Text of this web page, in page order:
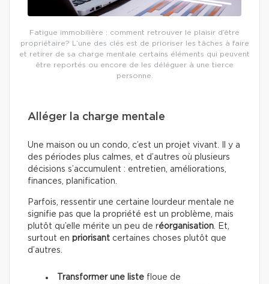
Fatigue immobilière : comment retrouver le plaisir d’être
propriétaire? L’une des clés est de prioriser les tâches à faire
et retirer de sa charge mentale certains éléments qui peuvent
être reportés ou encore de les déléguer à une tierce
personne.
Alléger la charge mentale
Une maison ou un condo, c’est un projet vivant. Il y a
des périodes plus calmes, et d’autres où plusieurs
décisions s’accumulent : entretien, améliorations,
finances, planification.
Parfois, ressentir une certaine lourdeur mentale ne
signifie pas que la propriété est un problème, mais
plutôt qu’elle mérite un peu de réorganisation . Et,
surtout en priorisant certaines choses plutôt que
d’autres.
Transformer une liste floue de